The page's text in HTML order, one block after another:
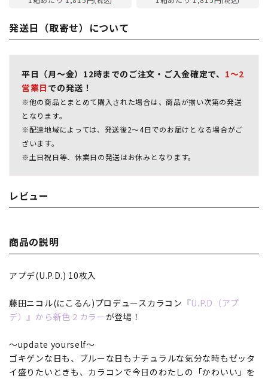
発送日（取寄せ）について
平日（月～金）12時までのご注文・ご入金確定で、 1～2
営業日 での発送！
※他の商品とまとめて購入された場合は、商品が揃い次第の発送
となります。
※配達地域によっては、発送後2～4日でのお届けとなる場合がご
ざいます。
※土日祝日等、休業日の発送はお休みとなります。
レビュー
商品の説明
アプデ(U.P.D.) 10枚入
藤田ニコル(にこるん)プロデュースカラコン 『U.P.D（アプ
デ）』から新色２カラーが登場！
～update yourself～
ゴキゲンな日も、ブルーな日もナチュラルな気分な時もゼッタ
イ盛りたいときも、カラコンで今日のわたしの「かわいい」を